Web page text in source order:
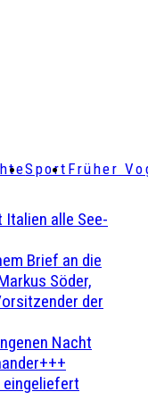
Sport Früher
alle See-
Brief an die
Söder,
der
Nacht
eingeliefert